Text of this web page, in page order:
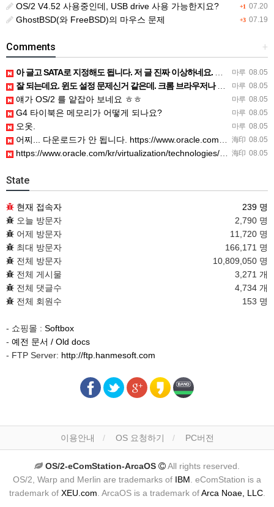
+1 07.20
OS/2 V4.52 사용중인데, USB drive 사용 가능한지요?
+3 07.19
GhostBSD(와 FreeBSD)의 마우스 문제
+
Comments
마루 08.05
아 글고 SATA로 지정해도 됩니다. 저 글 진짜 이상하네요. 옛날꺼 퍼와서 그런거 같은데요.
마루 08.05
잘 되는데요. 윈도 설정 문제신거 같은데. 크롬 브라우저나 파폭으로 해 보세요
마루 08.05
얘가 OS/2 를 얕잡아 보네요 ㅎㅎ
마루 08.05
G4 타이북은 메모리가 어떻게 되나요?
마루 08.05
오옷.
海印 08.05
어찌... 다운로드가 안 됩니다. https://www.oracle.com/kr/virtualization/…
海印 08.05
https://www.oracle.com/kr/virtualization/technologies/vm/dow…
State
현재 접속자
239 명
오늘 방문자
2,790 명
어제 방문자
11,720 명
최대 방문자
166,171 명
전체 방문자
10,809,050 명
전체 게시물
3,271 개
전체 댓글수
4,734 개
전체 회원수
153 명
- 쇼핑몰 : Softbox
- 예전 문서 / Old docs
- FTP Server: http://ftp.hanmesoft.com
이용안내 OS 요청하기 PC버전
OS/2-eComStation-ArcaOS
All rights reserved.
OS/2, Warp and Merlin are trademarks of IBM. eComStation is a
trademark of XEU.com. ArcaOS is a trademark ofArca Noae, LLC.